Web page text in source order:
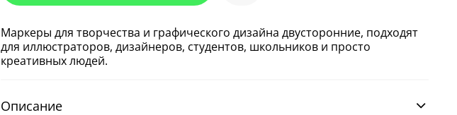
Маркеры для творчества и графического дизайна двусторонние, подходят
для иллюстраторов, дизайнеров, студентов, школьников и просто
креативных людей.
Описание